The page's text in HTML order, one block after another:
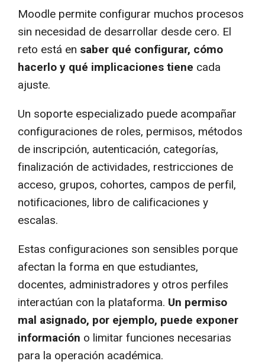
Moodle permite configurar muchos procesos
sin necesidad de desarrollar desde cero. El
reto está en saber qué configurar, cómo
hacerlo y qué implicaciones tiene cada
ajuste.
Un soporte especializado puede acompañar
configuraciones de roles, permisos, métodos
de inscripción, autenticación, categorías,
finalización de actividades, restricciones de
acceso, grupos, cohortes, campos de perfil,
notificaciones, libro de calificaciones y
escalas.
Estas configuraciones son sensibles porque
afectan la forma en que estudiantes,
docentes, administradores y otros perfiles
interactúan con la plataforma. Un permiso
mal asignado, por ejemplo, puede exponer
información o limitar funciones necesarias
para la operación académica.